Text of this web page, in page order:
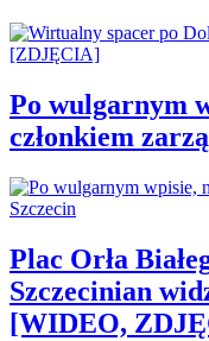
Po wulgarnym
członkiem
Plac Orła
Szczecinian
[WIDEO,